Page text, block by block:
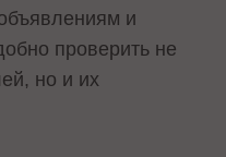
и
проверить не
но и их